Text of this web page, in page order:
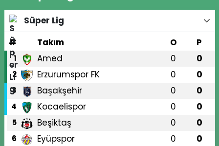
Süper Lig
#
Takım O P
1 Amed 0 0
2 Erzurumspor FK 0 0
3 Başakşehir 0 0
4 Kocaelispor 0 0
5 Beşiktaş 0 0
6 Eyüpspor 0 0